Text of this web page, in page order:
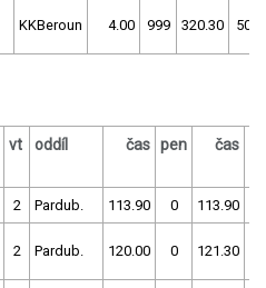
KKBeroun 4.00 999 320.30 506
vt oddíl čas pen čas
2 Pardub. 113.90 0 113.90
2 Pardub. 120.00 0 121.30